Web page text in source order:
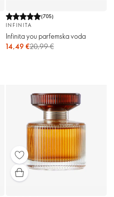
(705)
INFINITA
Infinita you parfemska voda
14,49 €20,99 €